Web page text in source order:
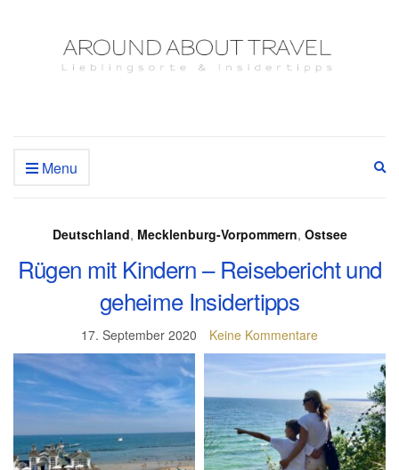
Menu
Deutschland, Mecklenburg-Vorpommern, Ostsee
Rügen mit Kindern – Reisebericht und
geheime Insidertipps
17. September 2020 Keine Kommentare